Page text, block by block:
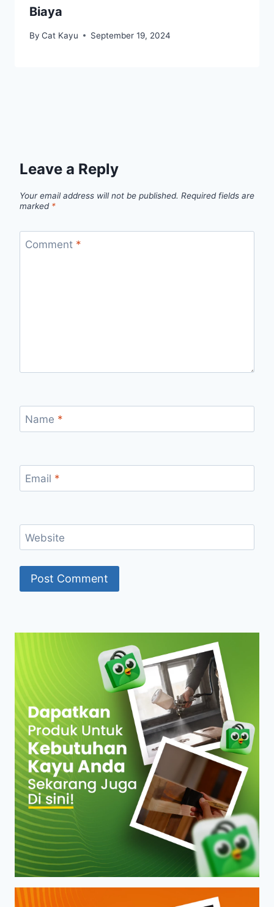
Biaya
By Cat Kayu September 19, 2024
Leave a Reply
Your email address will not be published. Required fields are
marked *
Comment *
Name *
Email *
Website